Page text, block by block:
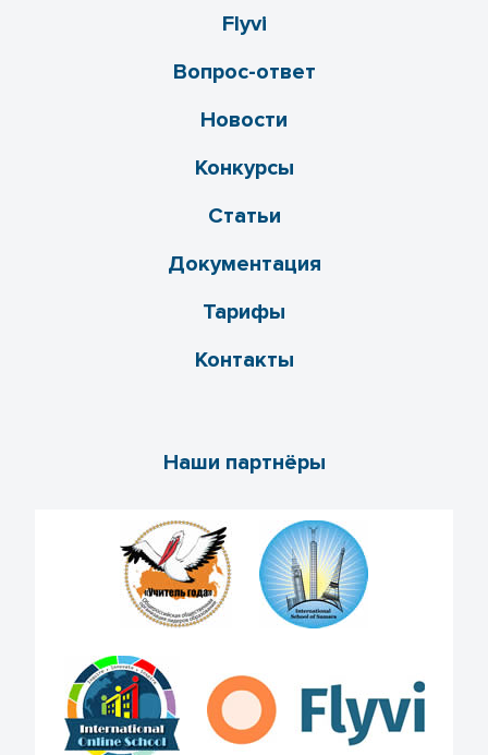
Flyvi
Вопрос-ответ
Новости
Конкурсы
Статьи
Документация
Тарифы
Контакты
Наши партнёры